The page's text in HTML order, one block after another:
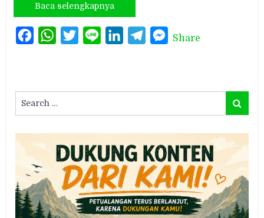
Baca selengkapnya
FacebookWhatsAppTwitterLine LinkedInTelegramMessenger
Share
for:
Search